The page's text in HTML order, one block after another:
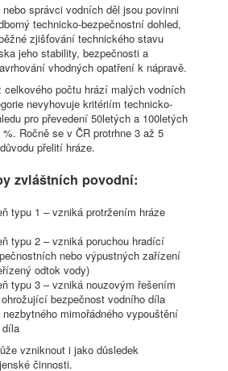
správci vodních děl jsou povinni
technicko-bezpečnostní dohled,
zjišťování technického stavu
jeho stability, bezpečnosti a
vhodných opatření k nápravě.
celkového počtu hrází malých vodních
nevyhovuje kritériím technicko-
pro převedení 50letých a 100letých
Ročně se v ČR protrhne 3 až 5
přelití hráze.
zvláštních povodní:
typu 1 – vzniká protržením hráze
typu 2 – vzniká poruchou hradící
nebo výpustných zařízení
odtok vody)
typu 3 – vzniká nouzovým řešením
bezpečnost vodního díla
mimořádného vypouštění
vzniknout i jako důsledek
činnosti.